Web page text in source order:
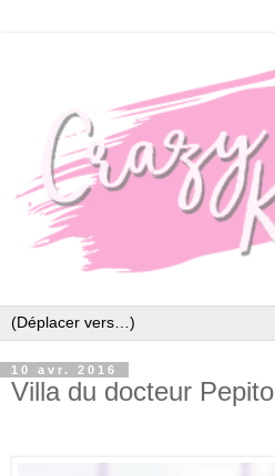
10 avr. 2016
Villa du docteur Pepito